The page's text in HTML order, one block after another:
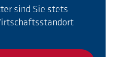
sind Sie stets